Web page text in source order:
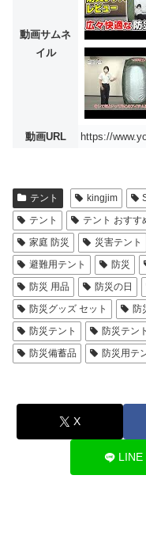
動画サムネ
イル
動画URL https://
テント kingjim
テント
テント おすす
家庭 防災
災害テント
避難用テント
防災
防災 用品
防災の日
防災グッズ セット
防
防災テント
防災テン
防災備蓄品
防災用テ
X
LINE